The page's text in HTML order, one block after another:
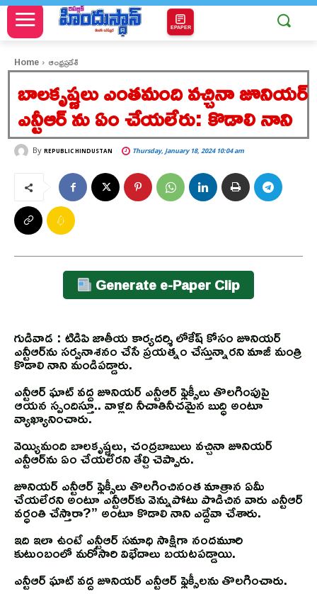
EPAPER
Home ఆంధ్రప్రదేశ్
బాలకృష్ణలు ఎంతమంది వచ్చినా జూనియర్
ఎన్టీఆర్ ను ఏం చేయలేరు: కొడాలి నాని
By REPUBLIC HINDUSTAN Thursday, January 18, 2024 10:04 am
Generate e-Paper Clip
గుడివాడ : టిడిపి జాతీయ కార్య‌దర్శి లోకేష్‌ కోసం జూనియర్‌
ఎన్టీఆర్‌ను సర్వనాశనం చేసే ప్రయత్నం చేస్తున్నారని మాజీ మంత్రి
కొడాలి నాని మండిపడ్డారు.
ఎన్టీఆర్‌ ఘాట్‌ వద్ద జూనియర్‌ ఎన్టీఆర్‌ ఫ్లెక్సీలు తొలగింపుపై
ఆయన స్పందిస్తూ.. వాళ్లది నీచాతినీచమైన బుద్ధి అంటూ
వ్యాఖ్యానించారు.
వెయ్యిమంది బాలకృష్ణలు, చంద్రబాబులు వచ్చినా జూనియర్‌
ఎన్టీఆర్‌ను ఏం చేయలేర‌ని తేల్చి చెప్పారు.
జూనియర్‌ ఎన్టీఆర్‌ ఫ్లెక్సీలు తొలగించినంత మాత్రాన ఏమీ
చేయలేర‌ని అంటూ ఎన్టీఆర్‌కు వెన్నుపోటు పొడిచిన వారు ఎన్టీఆర్‌
వర్ధంతి చేస్తారా?” అంటూ కొడాలి నాని ఎద్దేవా చేశారు.
ఇది ఇలా ఉంటే ఎన్టీఆర్‌ సమాధి సాక్షిగా నందమూరి
కుటుంబంలో మరోసారి విభేదాలు బయటపడ్డాయి.
ఎన్టీఆర్‌ ఘాట్‌ వద్ద జూనియర్‌ ఎన్టీఆర్‌ ఫ్లెక్సీలను తొలగించారు.